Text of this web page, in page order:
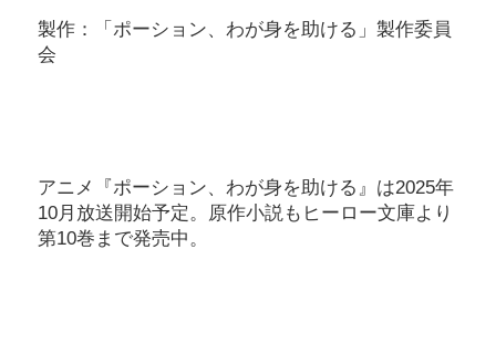
製作：「ポーション、わが身を助ける」製作委員
会
アニメ『ポーション、わが身を助ける』は2025年
10月放送開始予定。原作小説もヒーロー文庫より
第10巻まで発売中。